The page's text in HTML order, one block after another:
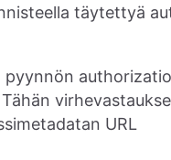
täytettyä
pyynnön
URL